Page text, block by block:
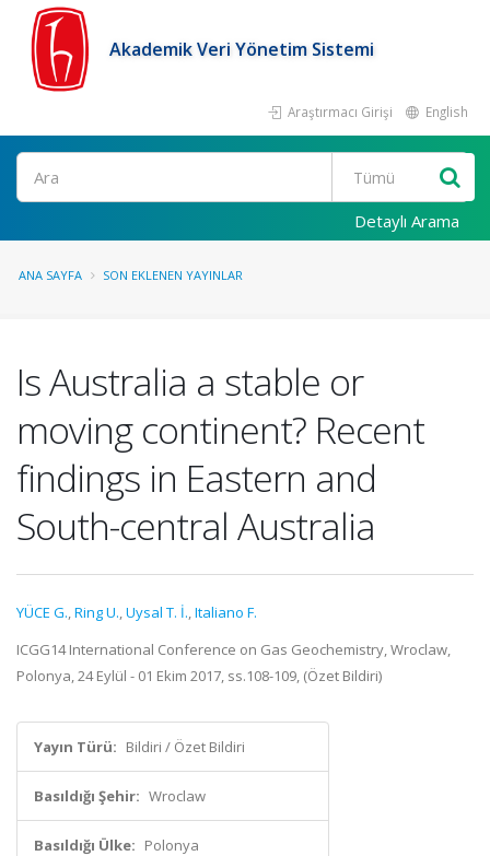
Akademik Veri Yönetim Sistemi
Araştırmacı Girişi English
Ara
Detaylı Arama
ANA SAYFA SON EKLENEN YAYINLAR
Is Australia a stable or
moving continent? Recent
findings in Eastern and
South-central Australia
YÜCE G.,Ring U.,Uysal T. İ.,Italiano F.
ICGG14 International Conference on Gas Geochemistry, Wroclaw,
Polonya, 24 Eylül - 01 Ekim 2017, ss.108-109, (Özet Bildiri)
Yayın Türü: Bildiri / Özet Bildiri
Basıldığı Şehir: Wroclaw
Basıldığı Ülke: Polonya